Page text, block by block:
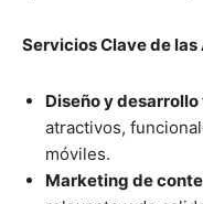
Servicios Clave de
Diseño y
atractivos,
móviles.
Marketing de